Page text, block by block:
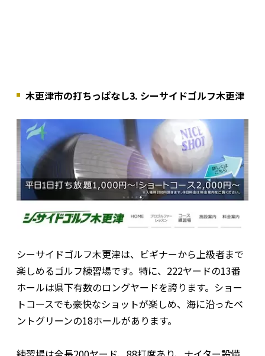
木更津市の打ちっぱなし3. シーサイドゴルフ木更津
シーサイドゴルフ木更津は、ビギナーから上級者まで
楽しめるゴルフ練習場です。特に、222ヤードの13番
ホールは県下有数のロングヤードを誇ります。ショー
トコースでも豪快なショットが楽しめ、海に沿ったベ
ントグリーンの18ホールがあります。